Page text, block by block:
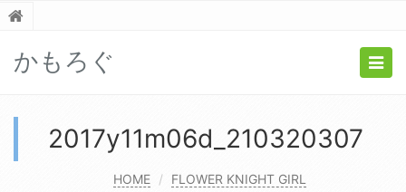
かもろぐ
2017y11m06d_210320307
HOME
FLOWER KNIGHT GIRL